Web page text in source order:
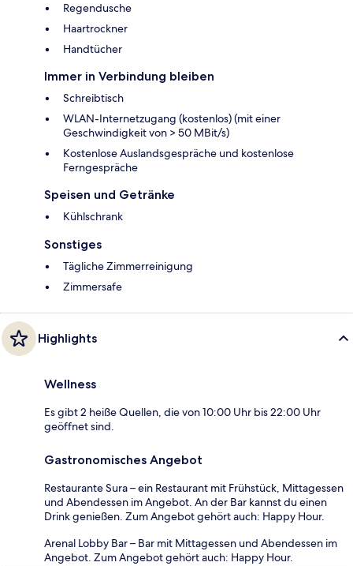
Regendusche
Haartrockner
Handtücher
Immer in Verbindung bleiben
Schreibtisch
WLAN-Internetzugang (kostenlos) (mit einer
Geschwindigkeit von > 50 MBit/s)
Kostenlose Auslandsgespräche und kostenlose
Ferngespräche
Speisen und Getränke
Kühlschrank
Sonstiges
Tägliche Zimmerreinigung
Zimmersafe
Highlights
Wellness
Es gibt 2 heiße Quellen, die von 10:00 Uhr bis 22:00 Uhr
geöffnet sind.
Gastronomisches Angebot
Restaurante Sura – ein Restaurant mit Frühstück, Mittagessen
und Abendessen im Angebot. An der Bar kannst du einen
Drink genießen. Zum Angebot gehört auch: Happy Hour.
Arenal Lobby Bar – Bar mit Mittagessen und Abendessen im
Angebot. Zum Angebot gehört auch: Happy Hour.